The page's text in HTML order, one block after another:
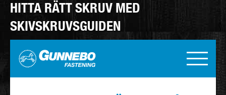
HITTA RÄTT SKRUV MED
SKIVSKRUVSGUIDEN